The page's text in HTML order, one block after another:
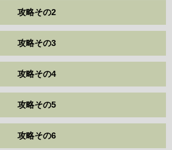
攻略その2
攻略その3
攻略その4
攻略その5
攻略その6